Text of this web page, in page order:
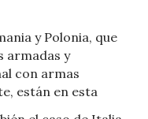
y Polonia, que
armadas y
con armas
están en esta